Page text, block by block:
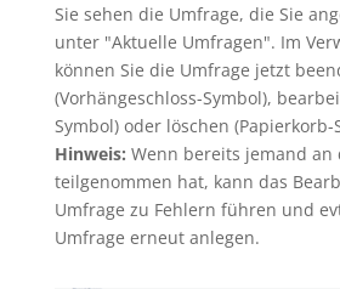
Sie sehen die Umfrage, die Sie
unter "Aktuelle Umfragen". Im
können Sie die Umfrage jetzt
(Vorhängeschloss-Symbol),
Symbol) oder löschen (Papierkorb-
Hinweis: Wenn bereits jemand an
teilgenommen hat, kann das
Umfrage zu Fehlern führen und
Umfrage erneut anlegen.